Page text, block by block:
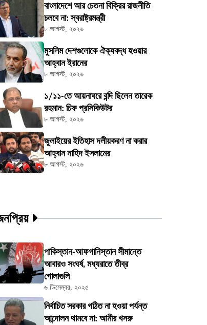
বাংলাদেশে আর চেতনা বিক্রির রাজনীতি
চলবে না: স্বরাষ্ট্রমন্ত্রী
৮ আগস্ট, ২০২৬
মুসলিম দেশগুলোকে ঐক্যবদ্ধ হওয়ার
আহ্বান ইরানের
৮ আগস্ট, ২০২৬
১/১১-তে আয়নাঘরে বন্দি ছিলেন তারেক
রহমান: চিফ প্রসিকিউটর
৮ আগস্ট, ২০২৬
জুলাইয়ের ইতিহাস দলীয়করণ না করার
আহ্বান নাহিদ ইসলামের
৮ আগস্ট, ২০২৬
পাকিস্তান-আফগানিস্তান সীমান্তে
আবারও সংঘর্ষ, মধ্যরাতে তীব্র
গোলাগুলি
৬ ডিসেম্বর, ২০২৫
নির্বাচিত সরকার গঠিত না হওয়া পর্যন্ত
আন্দোলন থামবে না: আমীর খসরু